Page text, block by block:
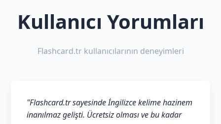
Kullanıcı Yorumları
Flashcard.tr kullanıcılarının deneyimleri
"Flashcard.tr sayesinde İngilizce kelime hazinem
inanılmaz gelişti. Ücretsiz olması ve bu kadar